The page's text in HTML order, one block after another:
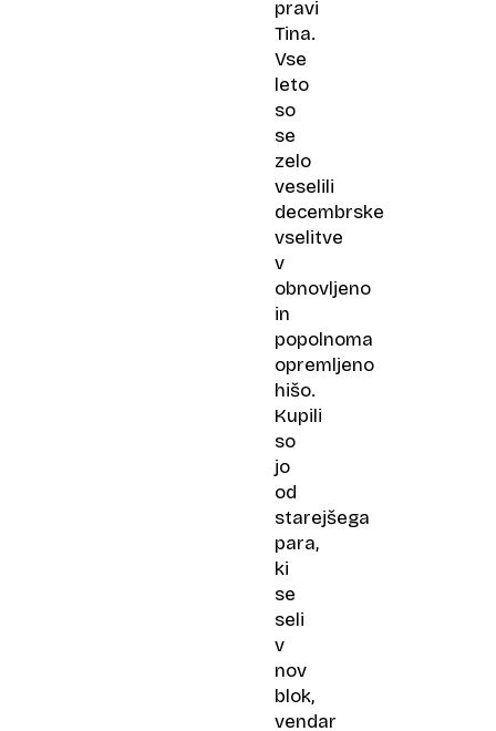
pravi
Tina.
Vse
leto
so
se
zelo
veselili
decembrske
vselitve
v
obnovljeno
in
popolnoma
opremljeno
hišo.
Kupili
so
jo
od
starejšega
para,
ki
se
seli
v
nov
blok,
vendar